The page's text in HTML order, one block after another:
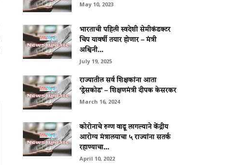
May 10, 2023
भारताची पहिली स्वदेशी सेमीकंडक्टर
चिप यावर्षी तयार होणार – मंत्री
अश्विनी...
July 19, 2025
राज्यातील सर्व शिक्षकांना आता
‘ड्रेसकोड’ – शिक्षणमंत्री दीपक केसरकर
March 16, 2024
कोरोनाचे रुग्ण वाढू लागल्याने केंद्रीय
आरोग्य मंत्रालयाचा ५ राज्यांना सतर्क
रहाण्याचा...
April 10, 2022